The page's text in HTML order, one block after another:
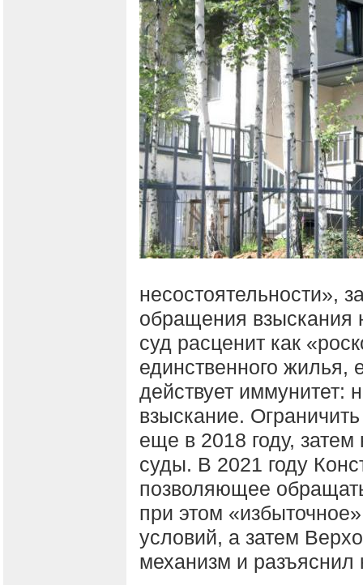
несостоятельности»,
обращения взыскания
суд расценит как
единственного жилья,
действует иммунитет:
взыскание.
еще в 2018 году,
суды. В 2021 году
позволяющее
при этом
условий, а затем
механизм и разъяснил